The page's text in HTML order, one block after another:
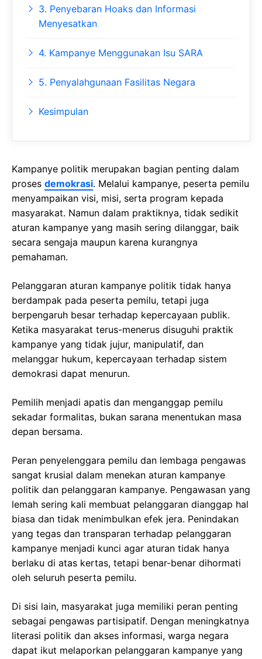
3. Penyebaran Hoaks dan Informasi
Menyesatkan
4. Kampanye Menggunakan Isu SARA
5. Penyalahgunaan Fasilitas Negara
Kesimpulan
Kampanye politik merupakan bagian penting dalam
proses demokrasi. Melalui kampanye, peserta pemilu
menyampaikan visi, misi, serta program kepada
masyarakat. Namun dalam praktiknya, tidak sedikit
aturan kampanye yang masih sering dilanggar, baik
secara sengaja maupun karena kurangnya
pemahaman.
Pelanggaran aturan kampanye politik tidak hanya
berdampak pada peserta pemilu, tetapi juga
berpengaruh besar terhadap kepercayaan publik.
Ketika masyarakat terus-menerus disuguhi praktik
kampanye yang tidak jujur, manipulatif, dan
melanggar hukum, kepercayaan terhadap sistem
demokrasi dapat menurun.
Pemilih menjadi apatis dan menganggap pemilu
sekadar formalitas, bukan sarana menentukan masa
depan bersama.
Peran penyelenggara pemilu dan lembaga pengawas
sangat krusial dalam menekan aturan kampanye
politik dan pelanggaran kampanye. Pengawasan yang
lemah sering kali membuat pelanggaran dianggap hal
biasa dan tidak menimbulkan efek jera. Penindakan
yang tegas dan transparan terhadap pelanggaran
kampanye menjadi kunci agar aturan tidak hanya
berlaku di atas kertas, tetapi benar-benar dihormati
oleh seluruh peserta pemilu.
Di sisi lain, masyarakat juga memiliki peran penting
sebagai pengawas partisipatif. Dengan meningkatnya
literasi politik dan akses informasi, warga negara
dapat ikut melaporkan pelanggaran kampanye yang